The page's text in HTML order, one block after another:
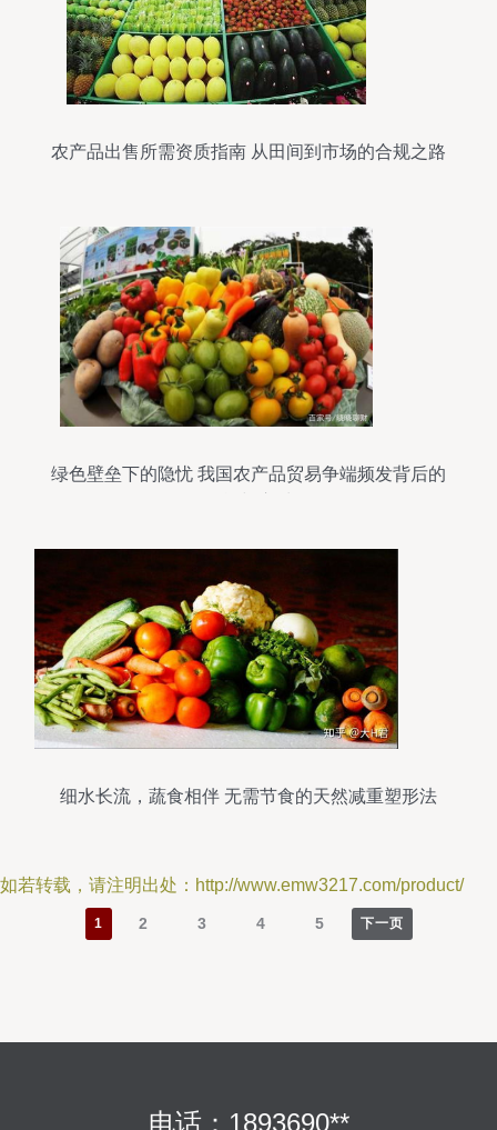
农产品出售所需资质指南 从田间到市场的合规之路
绿色壁垒下的隐忧 我国农产品贸易争端频发背后的
细水长流，蔬食相伴 无需节食的天然减重塑形法
如若转载，请注明出处：http://www.emw3217.com/product/
1 2 3 4 5 下一页
电话：1893690**